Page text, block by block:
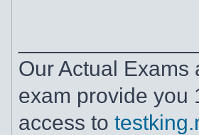
Our Actual
exam provide you
access to